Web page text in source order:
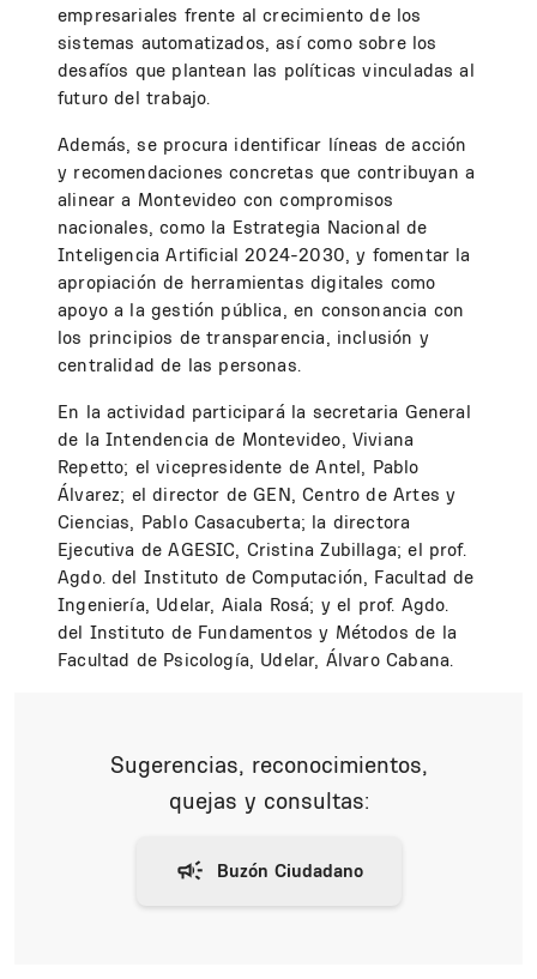
empresariales frente al crecimiento de los
sistemas automatizados, así como sobre los
desafíos que plantean las políticas vinculadas al
futuro del trabajo.
Además, se procura identificar líneas de acción
y recomendaciones concretas que contribuyan a
alinear a Montevideo con compromisos
nacionales, como la Estrategia Nacional de
Inteligencia Artificial 2024-2030, y fomentar la
apropiación de herramientas digitales como
apoyo a la gestión pública, en consonancia con
los principios de transparencia, inclusión y
centralidad de las personas.
En la actividad participará la secretaria General
de la Intendencia de Montevideo, Viviana
Repetto; el vicepresidente de Antel, Pablo
Álvarez; el director de GEN, Centro de Artes y
Ciencias, Pablo Casacuberta; la directora
Ejecutiva de AGESIC, Cristina Zubillaga; el prof.
Agdo. del Instituto de Computación, Facultad de
Ingeniería, Udelar, Aiala Rosá; y el prof. Agdo.
del Instituto de Fundamentos y Métodos de la
Facultad de Psicología, Udelar, Álvaro Cabana.
Sugerencias, reconocimientos,
quejas y consultas: